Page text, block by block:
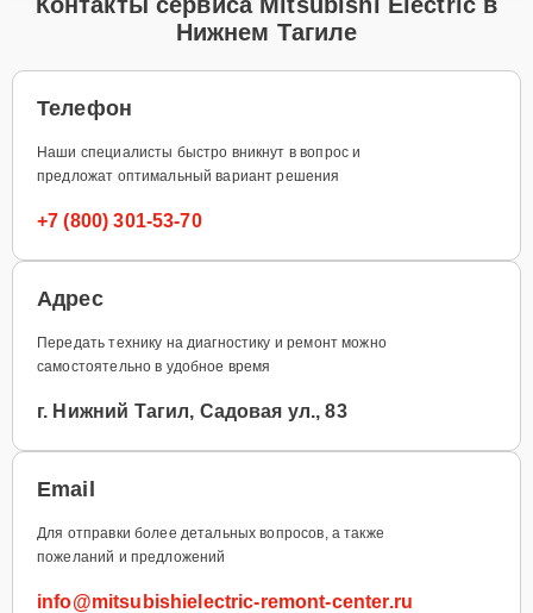
Нижнем Тагиле
Телефон
Наши специалисты быстро вникнут в вопрос и
предложат оптимальный вариант решения
+7 (800) 301-53-70
Адрес
Передать технику на диагностику и ремонт можно
самостоятельно в удобное время
г. Нижний Тагил, Садовая ул., 83
Email
Для отправки более детальных вопросов, а также
пожеланий и предложений
info@mitsubishielectric-remont-center.ru